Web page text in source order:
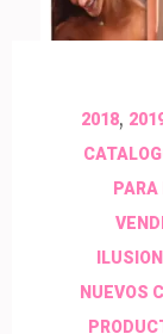
2018,
ILUSION
NUEVOS